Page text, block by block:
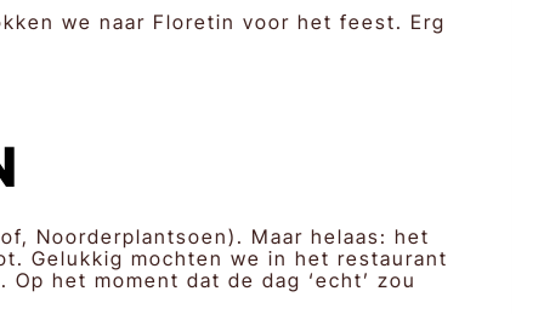
we naar Floretin voor het feest. Erg
Noorderplantsoen). Maar helaas: het
Gelukkig mochten we in het restaurant
het moment dat de dag ‘echt’ zou